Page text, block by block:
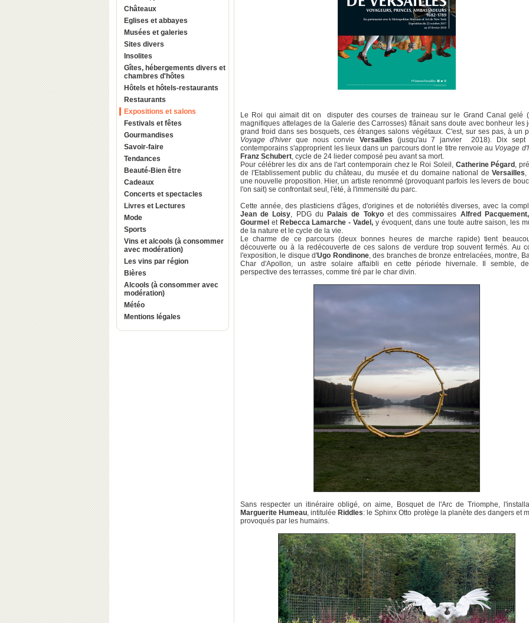
Châteaux
Eglises et abbayes
Musées et galeries
Sites divers
Insolites
Gîtes, hébergements divers et
chambres d'hôtes
Hôtels et hôtels-restaurants
Restaurants
Expositions et salons
Festivals et fêtes
Gourmandises
Savoir-faire
Tendances
Beauté-Bien être
Cadeaux
Concerts et spectacles
Livres et Lectures
Mode
Sports
Vins et alcools (à consommer
avec modération)
Les vins par région
Bières
Alcools (à consommer avec
modération)
Météo
Mentions légales
Le Roi qui aimait dit on disputer des courses de traineau sur le Grand Canal gelé
magnifiques attelages de la Galerie des Carrosses) flânait sans doute avec bonheur les
grand froid dans ses bosquets, ces étranges salons végétaux. C'est, sur ses pas, à un
Voyage d'hiver que nous convie Versailles (jusqu'au 7 janvier 2018). Dix sept
contemporains s'approprient les lieux dans un parcours dont le titre renvoie au Voyage
Franz Schubert, cycle de 24 lieder composé peu avant sa mort.
Pour célébrer les dix ans de l'art contemporain chez le Roi Soleil, Catherine Pégard ,
de l'Etablissement public du château, du musée et du domaine national deVersailles,
une nouvelle proposition. Hier, un artiste renommé (provoquant parfois les levers de
l'on sait) se confrontait seul, l'été, à l'immensité du parc.
Cette année, des plasticiens d'âges, d'origines et de notoriétés diverses, avec la
Jean de Loisy, PDG du Palais de Tokyoet des commissaires Alfred
Gourmel et Rebecca Lamarche - Vadel,y évoquent, dans une toute autre saison, les
de la nature et le cycle de la vie.
Le charme de ce parcours (deux bonnes heures de marche rapide) tient
découverte ou à la redécouverte de ces salons de verdure trop souvent fermés. Au
l'exposition, le disque d'Ugo Rondinone, des branches de bronze entrelacées, montre,
Char d'Apollon, un astre solaire affaibli en cette période hivernale. Il semble,
perspective des terrasses, comme tiré par le char divin.
Sans respecter un itinéraire obligé, on aime, Bosquet de l'Arc de Triomphe,
Marguerite Humeau, intitulée Riddles: le Sphinx Otto protège la planète des dangers et
provoqués par les humains.